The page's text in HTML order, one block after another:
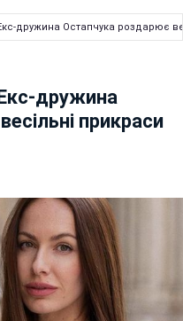
дружина Остапчука роздарює
дружина
прикраси